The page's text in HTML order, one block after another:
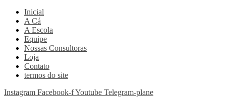
Inicial
A Cá
A Escola
Equipe
Nossas Consultoras
Loja
Contato
termos do site
Instagram Facebook-fYoutube Telegram-plane